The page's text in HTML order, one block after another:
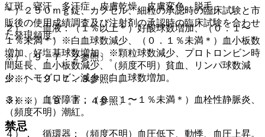
＊）２５０ｍｇ錠、カプセル、細粒の承認時の臨床試験と市
販後の使用成績調査及び注射剤の承認時の臨床試験を合わせ
た発現頻度。
※）〔９．７．２参照〕。
※※）〔９．７．３参照〕。
※※※）〔９．７．４参照〕。
禁忌
紅斑、寝汗、多汗症、皮膚乾燥、皮膚変色、脱毛。
２）． 血液：（１％以上＊）好酸球数増加、（０．１〜
１％未満＊）※白血球数減少、（０．１％未満＊）血小板数
増加、好塩基球数増加、※顆粒球数減少、プロトロンビン時
間延長、血小板数減少、（頻度不明）貧血、リンパ球数減
少、ヘモグロビン減少、白血球数増加。
３）． 血管障害：（０．１〜１％未満＊）血栓性静脈炎、
（頻度不明）潮紅。
４）． 循環器：（頻度不明）血圧低下、動悸、血圧上昇。